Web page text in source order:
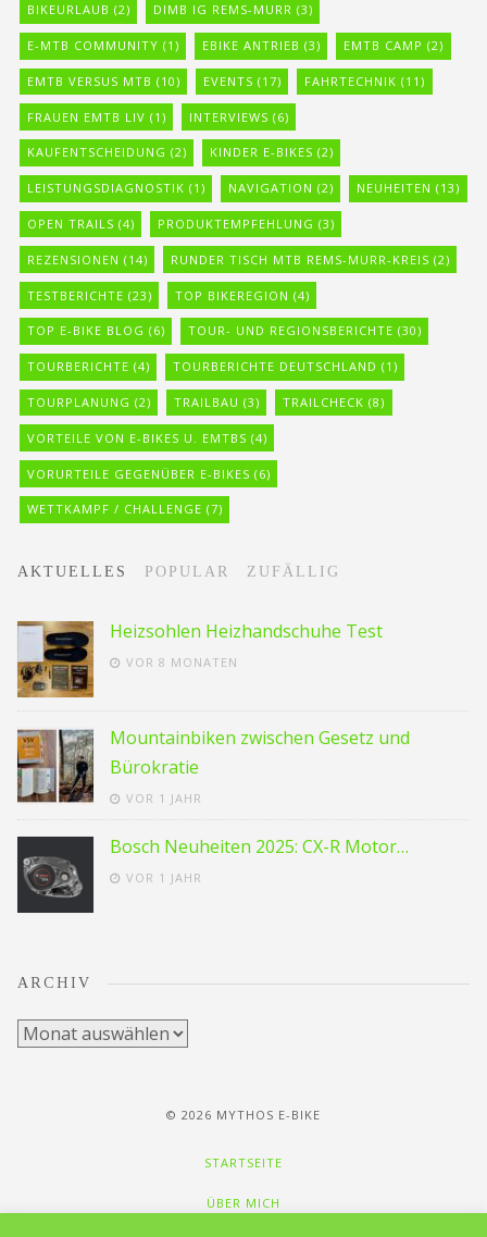
BIKEURLAUB (2) DIMB IG REMS-MURR (3)
E-MTB COMMUNITY (1) EBIKE ANTRIEB (3) EMTB CAMP (2)
EMTB VERSUS MTB (10) EVENTS (17) FAHRTECHNIK (11)
FRAUEN EMTB LIV (1) INTERVIEWS (6)
KAUFENTSCHEIDUNG (2) KINDER E-BIKES (2)
LEISTUNGSDIAGNOSTIK (1) NAVIGATION (2) NEUHEITEN (13)
OPEN TRAILS (4) PRODUKTEMPFEHLUNG (3)
REZENSIONEN (14) RUNDER TISCH MTB REMS-MURR-KREIS (2)
TESTBERICHTE (23) TOP BIKEREGION (4)
TOP E-BIKE BLOG (6) TOUR- UND REGIONSBERICHTE (30)
TOURBERICHTE (4) TOURBERICHTE DEUTSCHLAND (1)
TOURPLANUNG (2) TRAILBAU (3) TRAILCHECK (8)
VORTEILE VON E-BIKES U. EMTBS (4)
VORURTEILE GEGENÜBER E-BIKES (6)
WETTKAMPF / CHALLENGE (7)
AKTUELLES POPULAR ZUFÄLLIG
Heizsohlen Heizhandschuhe Test
VOR 8 MONATEN
Mountainbiken zwischen Gesetz und
Bürokratie
VOR 1 JAHR
Bosch Neuheiten 2025: CX-R Motor…
VOR 1 JAHR
ARCHIV
Archiv
© 2026 MYTHOS E-BIKE
STARTSEITE
ÜBER MICH